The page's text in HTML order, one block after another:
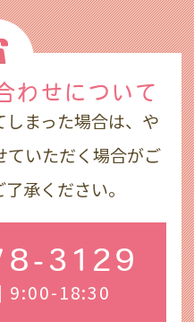
わせ について
まった場合は、や
ていただく場合がご
承ください。
3129
9:00-18:30